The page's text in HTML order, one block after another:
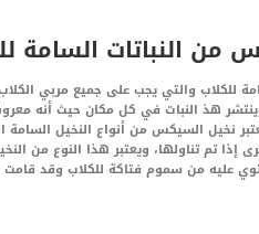
من النباتات السامة
للكلاب والتي يجب على جميع مربي
هذ النبات في كل مكان حيث أنه
نخيل السيكس من أنواع النخيل
إذا تم تناولها، ويعتبر هذا النوع
عليه من سموم فتاكة للكلاب وقد قامت